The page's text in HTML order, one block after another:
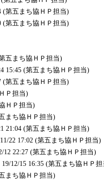
(第五まち協ＨＰ担当)
(第五まち協ＨＰ担当)
五まち協ＨＰ担当)
15:45 (第五まち協ＨＰ担当)
(第五まち協ＨＰ担当)
Ｐ担当)
ＨＰ担当)
まち協ＨＰ担当)
21:04 (第五まち協ＨＰ担当)
22 17:02 (第五まち協ＨＰ担当)
12 22:27 (第五まち協ＨＰ担当)
19/12/15 16:35 (第五まち協ＨＰ
まち協ＨＰ担当)